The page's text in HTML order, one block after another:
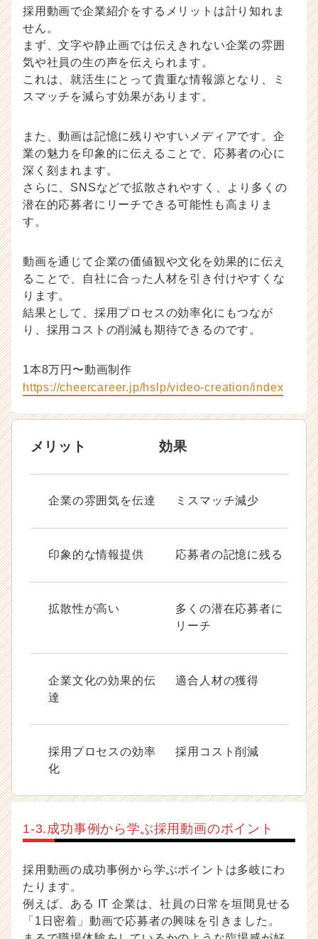
ア
リ
ア
（C
h
r
C
r
採用動画で企業紹介をするメリットは計り知れま
せん。
まず、文字や静止画では伝えきれない企業の雰囲
気や社員の生の声を伝えられます。
これは、就活生にとって貴重な情報源となり、ミ
スマッチを減らす効果があります。
また、動画は記憶に残りやすいメディアです。企
業の魅力を印象的に伝えることで、応募者の心に
深く刻まれます。
さらに、SNSなどで拡散されやすく、より多くの
潜在的応募者にリーチできる可能性も高まりま
す。
動画を通じて企業の価値観や文化を効果的に伝え
ることで、自社に合った人材を引き付けやすくな
ります。
結果として、採用プロセスの効率化にもつなが
り、採用コストの削減も期待できるのです。
1本8万円〜動画制作
https://cheercareer.jp/hslp/video-creation/index
メリット 効果
企業の雰囲気を伝達 ミスマッチ減少
印象的な情報提供 応募者の記憶に残る
拡散性が高い
多くの潜在応募者に
リーチ
企業文化の効果的伝
達
適合人材の獲得
採用プロセスの効率
化
採用コスト削減
1-3.成功事例から学ぶ採用動画のポイント
採用動画の成功事例から学ぶポイントは多岐にわ
たります。
例えば、ある IT 企業は、社員の日常を垣間見せる
「1日密着」動画で応募者の興味を引きました。